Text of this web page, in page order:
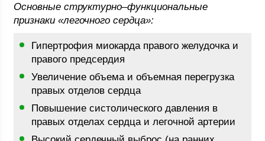
Основные структурно–функциональные
признаки «легочного сердца»:
Гипертрофия миокарда правого желудочка и
правого предсердия
Увеличение объема и объемная перегрузка
правых отделов сердца
Повышение систолического давления в
правых отделах сердца и легочной артерии